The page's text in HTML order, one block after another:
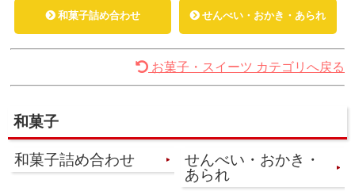
和菓子詰め合わせ せんべい・おかき・あられ
お菓子・スイーツ カテゴリへ戻る
和菓子
和菓子詰め合わせ
せんべい・おかき・
あられ